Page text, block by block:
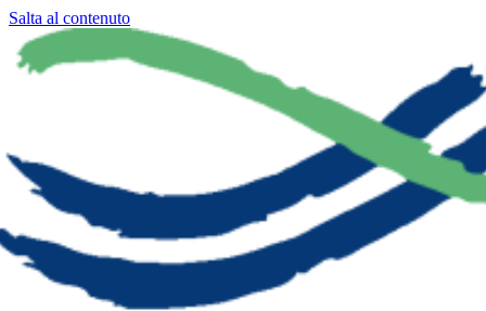
Salta al contenuto